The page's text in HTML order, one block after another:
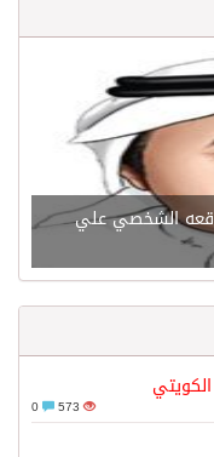
الشخصي علي
573